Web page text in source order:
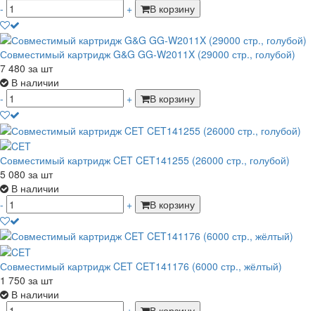
-
+ В корзину
Совместимый картридж G&G GG-W2011X (29000 стр., голубой)
7 480 за шт
В наличии
-
+ В корзину
Совместимый картридж CET CET141255 (26000 стр., голубой)
5 080 за шт
В наличии
-
+ В корзину
Совместимый картридж CET CET141176 (6000 стр., жёлтый)
1 750 за шт
В наличии